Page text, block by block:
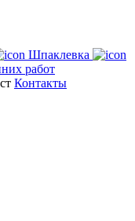
Шпаклевка
работ
Контакты